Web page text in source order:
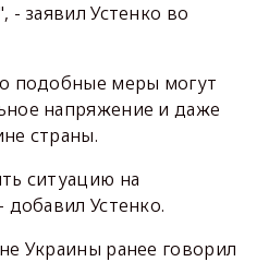
- заявил Устенко во
подобные меры могут
напряжение и даже
страны.
ситуацию на
Устенко.
Украины ранее говорил